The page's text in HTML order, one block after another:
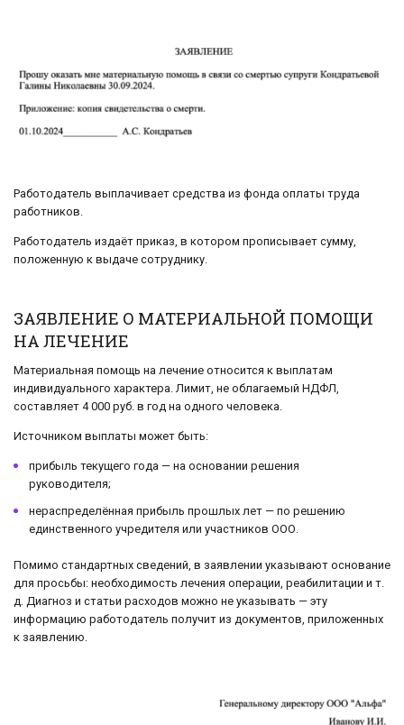
Работодатель выплачивает средства из фонда оплаты труда
работников.
Работодатель издаёт приказ, в котором прописывает сумму,
положенную к выдаче сотруднику.
ЗАЯВЛЕНИЕ О МАТЕРИАЛЬНОЙ ПОМОЩИ
НА ЛЕЧЕНИЕ
Материальная помощь на лечение относится к выплатам
индивидуального характера. Лимит, не облагаемый НДФЛ,
составляет 4 000 руб. в год на одного человека.
Источником выплаты может быть:
прибыль текущего года — на основании решения
руководителя;
нераспределённая прибыль прошлых лет — по решению
единственного учредителя или участников ООО.
Помимо стандартных сведений, в заявлении указывают основание
для просьбы: необходимость лечения операции, реабилитации и т.
д. Диагноз и статьи расходов можно не указывать — эту
информацию работодатель получит из документов, приложенных
к заявлению.